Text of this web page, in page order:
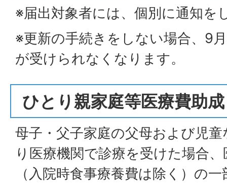
※届出対象者には、個別に通知を
※更新の手続きをしない場合、9
が受けられなくなります。
ひとり親家庭等医療費助
母子・父子家庭の父母および児
り医療機関で診療を受けた場合
（入院時食事療養費は除く）の